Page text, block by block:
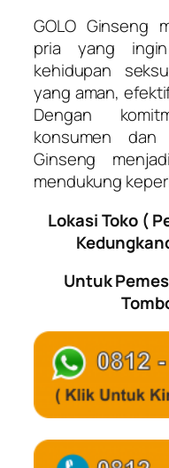
GOLO Ginseng
pria yang
kehidupan
yang aman,
Dengan
konsumen dan
Ginseng
mendukung
Lokasi Toko (
Untuk